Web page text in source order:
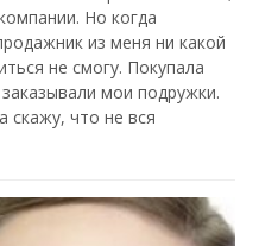
Но когда
из меня ни какой
не смогу. Покупала
мои подружки.
скажу, что не вся